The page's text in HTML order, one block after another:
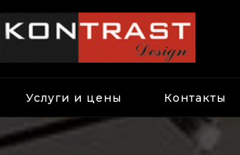
Услуги и цены Контакты